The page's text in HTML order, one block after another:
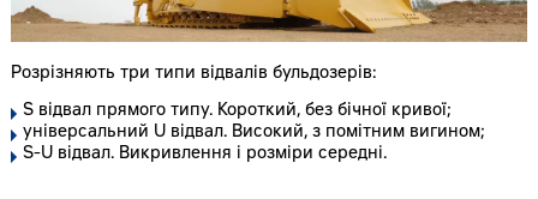
Розрізняють три типи відвалів бульдозерів:
S відвал прямого типу. Короткий, без бічної кривої;
універсальний U відвал. Високий, з помітним вигином;
S-U відвал. Викривлення і розміри середні.